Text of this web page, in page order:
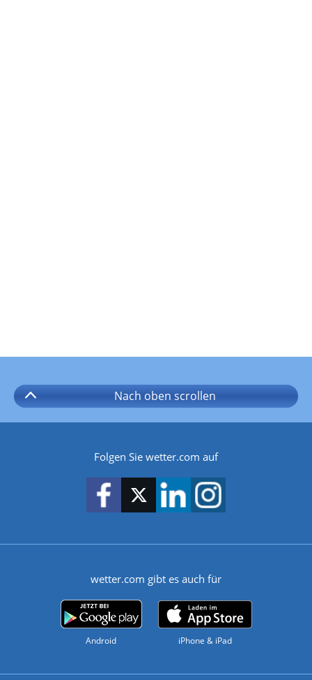
Nach oben scrollen
Folgen Sie wetter.com auf
wetter.com gibt es auch für
Android iPhone & iPad